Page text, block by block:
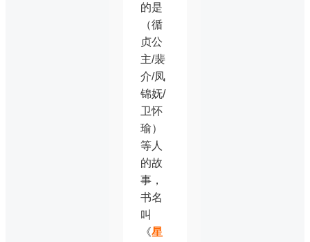
的是
（循
贞公
主/裴
介/凤
锦妩/
卫怀
瑜）
等人
的故
事，
书名
叫
《星